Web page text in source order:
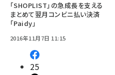
「SHOPLIST」の急成長を支える
まとめて翌月コンビニ払い決済
「Paidy」
2016年11月7日 11:15
25